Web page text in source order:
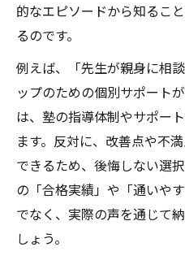
的なエピソードから知るこ
るのです。
例えば、「先生が親身に相
ップのための個別サポート
は、塾の指導体制やサポー
ます。反対に、改善点や不
できるため、後悔しない選
の「合格実績」や「通いや
でなく、実際の声を通じて
しょう。